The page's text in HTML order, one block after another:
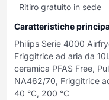
Frullatori
Macchine caffe e capsule
Pulizia Casa
Robot Da Cucina
Sbattitori
Lampade da parete
Lampade da tavolo
Lampade da terra
SOGGIORNO
TAVOLI USATI
Ritiro gratuito in sede
Caratteristiche
Philips Serie 4000
Friggitrice ad aria da
ceramica PFAS Free,
NA462/70, Friggitrice
40 °C, 200 °C